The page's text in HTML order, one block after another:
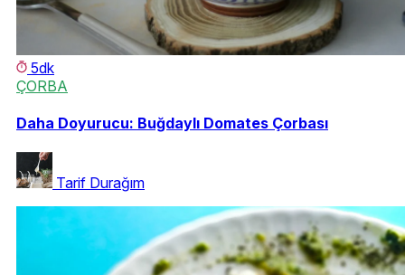
5dk
ÇORBA
Daha Doyurucu: Buğdaylı Domates Çorbası
Tarif Durağım